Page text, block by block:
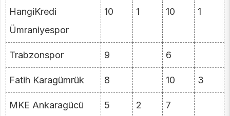
HangiKredi
Ümraniyespor
10 1 10 1
Trabzonspor 9 6
Fatih Karagümrük 8 10 3
MKE Ankaragücü 5 2 7